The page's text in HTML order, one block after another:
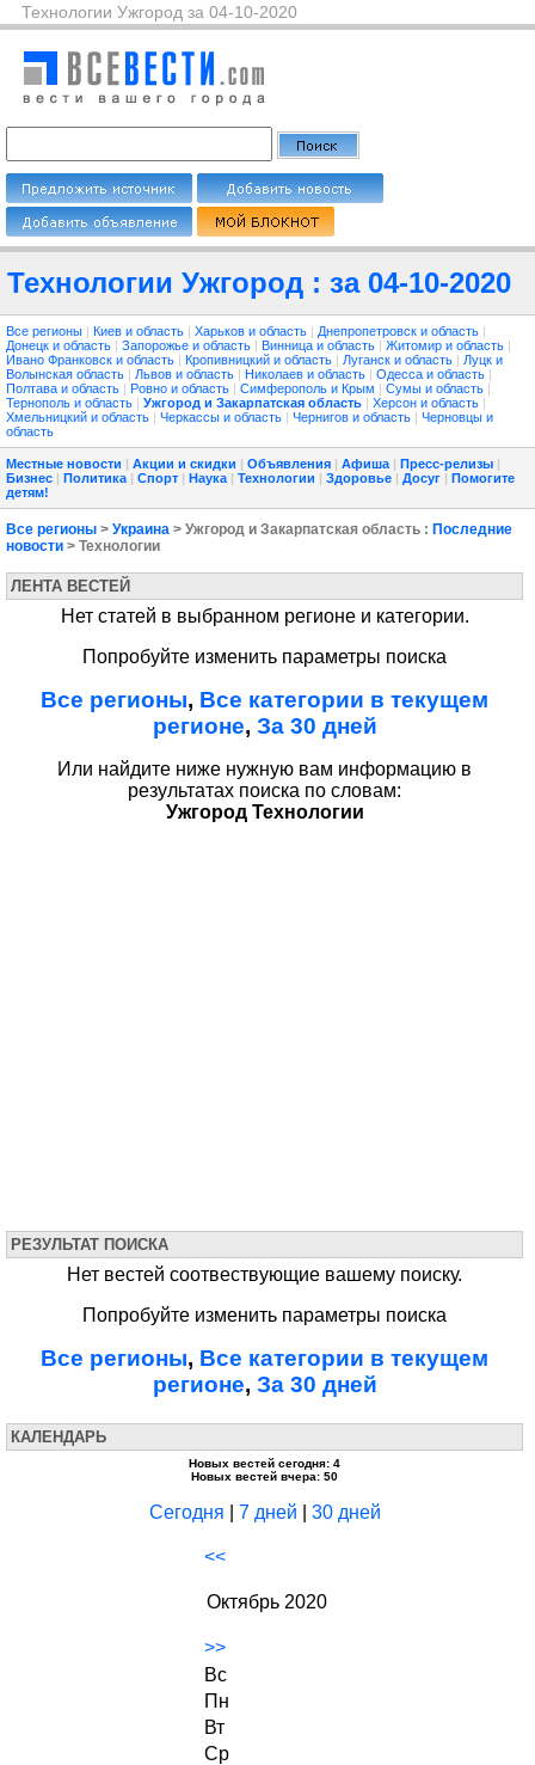
Технологии Ужгород за 04-10-2020
Технологии Ужгород : за 04-10-2020
Все регионы | Киев и область | Харьков и область | Днепропетровск и область |
Донецк и область | Запорожье и область | Винница и область | Житомир и область |
Ивано Франковск и область | Кропивницкий и область | Луганск и область | Луцк и
Волынская область | Львов и область | Николаев и область | Одесса и область |
Полтава и область | Ровно и область | Симферополь и Крым | Сумы и область |
Тернополь и область | Ужгород и Закарпатская область | Херсон и область |
Хмельницкий и область | Черкассы и область | Чернигов и область | Черновцы и
область
Местные новости | Акции и скидки | Объявления | Афиша | Пресс-релизы |
Бизнес | Политика | Спорт | Наука | Технологии | Здоровье | Досуг | Помогите
детям!
Все регионы > Украина > Ужгород и Закарпатская область : Последние
новости > Технологии
ЛЕНТА ВЕСТЕЙ
Нет статей в выбранном регионе и категории.
Попробуйте изменить параметры поиска
Все регионы, Все категории в текущем
регионе, За 30 дней
Или найдите ниже нужную вам информацию в
результатах поиска по словам:
Ужгород Технологии
РЕЗУЛЬТАТ ПОИСКА
Нет вестей соотвествующие вашему поиску.
Попробуйте изменить параметры поиска
Все регионы, Все категории в текущем
регионе, За 30 дней
КАЛЕНДАРЬ
Новых вестей сегодня: 4
Новых вестей вчера: 50
Сегодня 7 дней 30 дней
<<
Октябрь 2020
>>
Вс
Пн
Вт
Ср